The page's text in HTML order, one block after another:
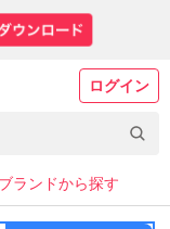
ログイン
ブランドから探す